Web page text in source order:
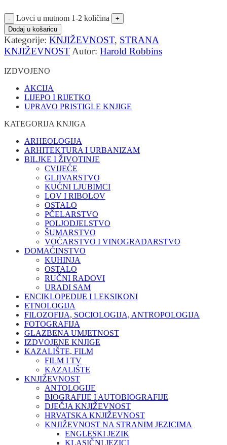
Lovci u mutnom 1-2 količina
Dodaj u košaricu
Kategorije: KNJIŽEVNOST, STRANA
KNJIŽEVNOST Autor: Harold Robbins
IZDVOJENO
AKCIJA
LIJEPO I RIJETKO
UPRAVO PRISTIGLE KNJIGE
KATEGORIJA KNJIGA
ARHEOLOGIJA
ARHITEKTURA I URBANIZAM
BILJKE I ŽIVOTINJE
CVIJEĆE
GLJIVARSTVO
KUĆNI LJUBIMCI
LOV I RIBOLOV
OSTALO
PČELARSTVO
POLJODJELSTVO
ŠUMARSTVO
VOĆARSTVO I VINOGRADARSTVO
DOMAĆINSTVO
KUHINJA
OSTALO
RUČNI RADOVI
URADI SAM
ENCIKLOPEDIJE I LEKSIKONI
ETNOLOGIJA
FILOZOFIJA, SOCIOLOGIJA, ANTROPOLOGIJA
FOTOGRAFIJA
GLAZBENA UMJETNOST
IZDVOJENE KNJIGE
KAZALIŠTE, FILM
FILM I TV
KAZALIŠTE
KNJIŽEVNOST
ANTOLOGIJE
BIOGRAFIJE I AUTOBIOGRAFIJE
DJEČJA KNJIŽEVNOST
HRVATSKA KNJIŽEVNOST
KNJIŽEVNOST NA STRANIM JEZICIMA
ENGLESKI JEZIK
KLASIČNI JEZICI